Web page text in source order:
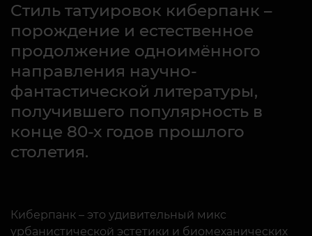
Стиль татуировок киберпанк –
порождение и естественное
продолжение одноимённого
направления научно-
фантастической литературы,
получившего популярность в
конце 80-х годов прошлого
столетия.
Киберпанк – это удивительный микс
урбанистической эстетики и биомеханических